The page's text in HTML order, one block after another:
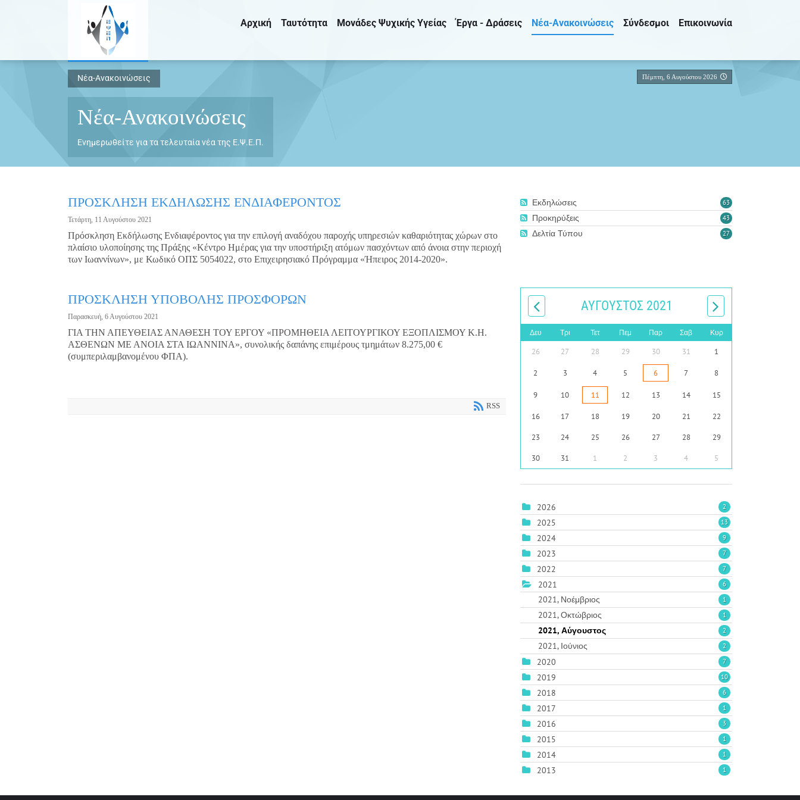
Αρχική Ταυτότητα Μονάδες Ψυχικής Υγείας Έργα - Δράσεις Νέα-Ανακοινώσεις Σύνδεσμοι Επικοινωνία
Πέμπτη, 6 Αυγούστου 2026
Νέα-Ανακοινώσεις
Νέα-Ανακοινώσεις
Ενημερωθείτε για τα τελευταία νέα της Ε.Ψ.Ε.Π.
ΠΡΟΣΚΛΗΣΗ ΕΚΔΗΛΩΣΗΣ ΕΝΔΙΑΦΕΡΟΝΤΟΣ
Τετάρτη, 11 Αυγούστου 2021
Πρόσκληση Εκδήλωσης Ενδιαφέροντος για την επιλογή αναδόχου παροχής υπηρεσιών καθαριότητας χώρων στο
πλαίσιο υλοποίησης της Πράξης «Κέντρο Ημέρας για την υποστήριξη ατόμων πασχόντων από άνοια στην περιοχή
των Ιωαννίνων», με Κωδικό ΟΠΣ 5054022, στο Επιχειρησιακό Πρόγραμμα «Ήπειρος 2014-2020».
ΠΡΟΣΚΛΗΣΗ ΥΠΟΒΟΛΗΣ ΠΡΟΣΦΟΡΩΝ
Παρασκευή, 6 Αυγούστου 2021
ΓΙΑ ΤΗΝ ΑΠΕΥΘΕΙΑΣ ΑΝΑΘΕΣΗ ΤΟΥ ΕΡΓΟΥ «ΠΡΟΜΗΘΕΙΑ ΛΕΙΤΟΥΡΓΙΚΟΥ ΕΞΟΠΛΙΣΜΟΥ Κ.Η.
ΑΣΘΕΝΩΝ ΜΕ ΑΝΟΙΑ ΣΤΑ ΙΩΑΝΝΙΝΑ», συνολικής δαπάνης επιμέρους τμημάτων 8.275,00 €
(συμπεριλαμβανομένου ΦΠΑ).
RSS
63
Εκδηλώσεις
43
Προκηρύξεις
27
Δελτία Τύπου
ΑΎΓΟΥΣΤΟΣ 2021
Δευ Τρι Τετ Πεμ Παρ Σαβ Κυρ
26 27 28 29 30 31 1
2 3 4 5 6 7 8
9 10 11 12 13 14 15
16 17 18 19 20 21 22
23 24 25 26 27 28 29
30 31 1 2 3 4 5
2026 2
2025 13
2024 9
2023 7
2022 7
2021 6
2021, Νοέμβριος 1
2021, Οκτώβριος 1
2021, Αύγουστος 2
2021, Ιούνιος 2
2020 7
2019 10
2018 6
2017 1
2016 3
2015 1
2014 1
2013 1